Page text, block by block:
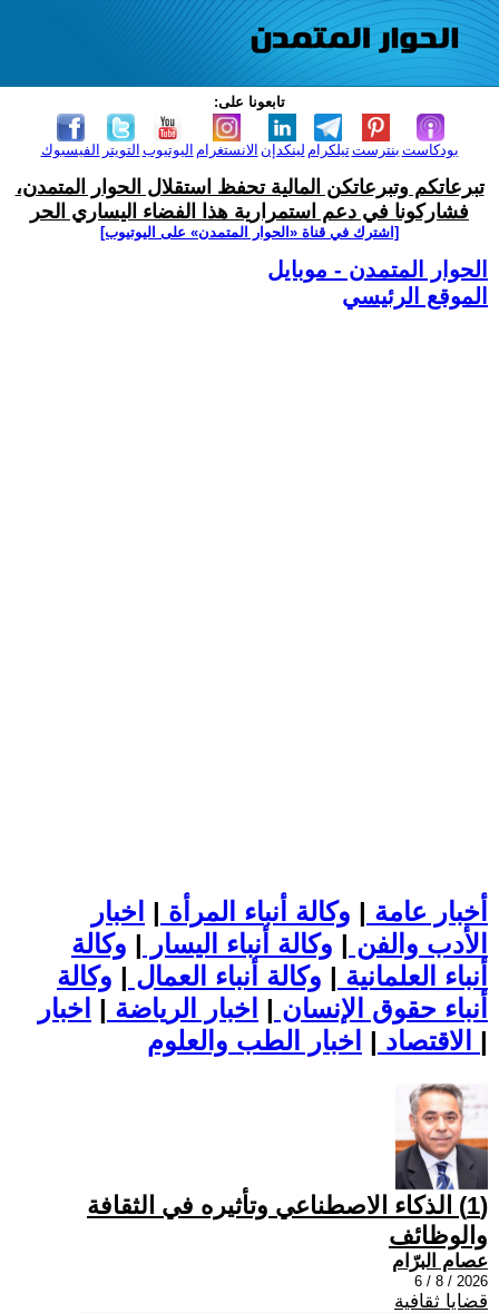
تابعونا على:
الفيسبوك التويتر اليوتيوب الانستغرام لينكدإن تيلكرامبنترست بودكاست
تبرعاتكم وتبرعاتكن المالية تحفظ استقلال الحوار المتمدن،
فشاركونا في دعم استمرارية هذا الفضاء اليساري الحر
[اشترك في قناة ‫«الحوار المتمدن» على اليوتيوب]
الحوار المتمدن - موبايل
الموقع الرئيسي
أخبار عامة | وكالة أنباء المرأة | اخبار
الأدب والفن | وكالة أنباء اليسار | وكالة
أنباء العلمانية | وكالة أنباء العمال | وكالة
أنباء حقوق الإنسان | اخبار الرياضة | اخبار
الاقتصاد | |
(1) الذكاء الاصطناعي وتأثيره في الثقافة
والوظائف
عصام البرّام
2026 / 8 / 6
قضايا ثقافية